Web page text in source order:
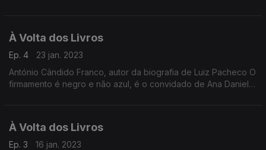
À Volta dos Livros
Ep. 4
23 jan. 2023
António Cândido Franco, autor da biografia de Luiz Pacheco O
firmamento é negro e não azul, é o convidado de Ana Daniela
À Volta dos Livros
Ep. 3
16 jan. 2023